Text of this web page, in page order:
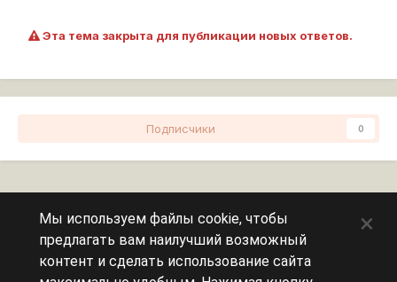
Эта тема закрыта для публикации новых ответов.
Подписчики 0
Сейчас на странице
Мы используем файлы cookie, чтобы
предлагать вам наилучший возможный
контент и сделать использование сайта
×